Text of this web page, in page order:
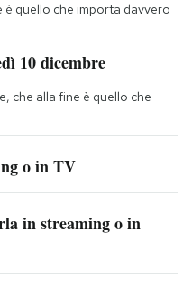
quello che importa davvero
10 dicembre
che alla fine è quello che
o in TV
in streaming o in